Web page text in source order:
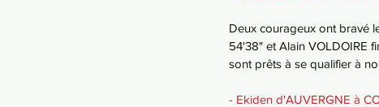
Deux courageux ont bravé
54'38" et Alain VOLDOIRE
sont prêts à se qualifier à
- Ekiden d'AUVERGNE à